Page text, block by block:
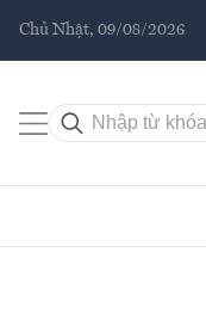
Chủ Nhật, 09/08/2026